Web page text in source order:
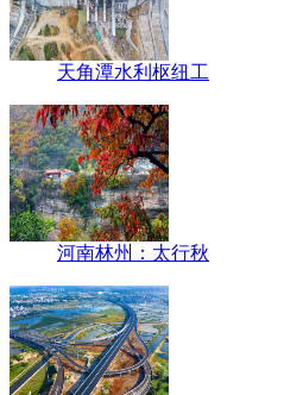
天角潭水利枢纽工
河南林州：太行秋